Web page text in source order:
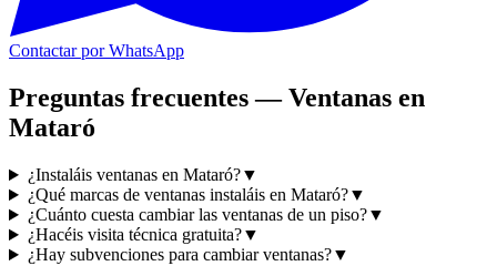
Contactar por WhatsApp
Preguntas frecuentes — Ventanas en
Mataró
¿Instaláis ventanas en Mataró?▼
¿Qué marcas de ventanas instaláis en Mataró?▼
¿Cuánto cuesta cambiar las ventanas de un piso?▼
¿Hacéis visita técnica gratuita?▼
¿Hay subvenciones para cambiar ventanas?▼